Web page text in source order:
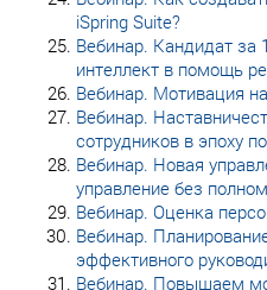
iSpring Suite?
Вебинар. Кандидат за
интеллект в помощь
Вебинар. Мотивация
Вебинар.
сотрудников в эпоху
Вебинар. Новая
управление без
Вебинар. Оценка
Вебинар.
эффективного
Вебинар. Повышаем